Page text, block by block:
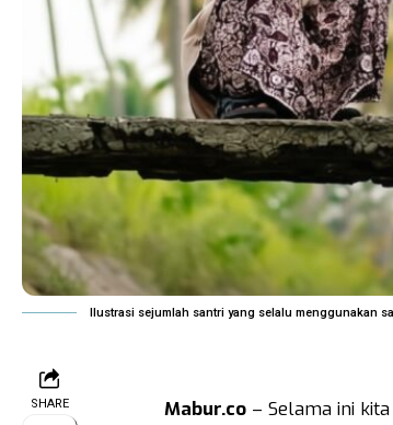
Ilustrasi sejumlah santri yang selalu menggunakan
SHARE Mabur.co– Selama ini